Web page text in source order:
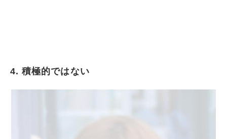
4. 積極的ではない